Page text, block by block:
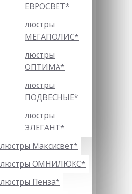
ЕВРОСВЕТ*
люстры
МЕГАПОЛИС*
люстры
ОПТИМА*
люстры
ПОДВЕСНЫЕ*
люстры
ЭЛЕГАНТ*
люстры Максисвет*
люстры ОМНИЛЮКС*
люстры Пенза*